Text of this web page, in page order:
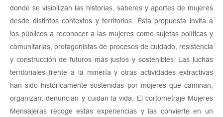
donde se visibilizan las historias, saberes y aportes de mujeres
desde distintos contextos y territorios. Esta propuesta invita a
los públicos a reconocer a las mujeres como sujetas políticas y
comunitarias, protagonistas de procesos de cuidado, resistencia
y construcción de futuros más justos y sostenibles. Las luchas
territoriales frente a la minería y otras actividades extractivas
han sido históricamente sostenidas por mujeres que caminan,
organizan, denuncian y cuidan la vida. El cortometraje Mujeres
Mensajeras recoge estas experiencias y las convierte en un